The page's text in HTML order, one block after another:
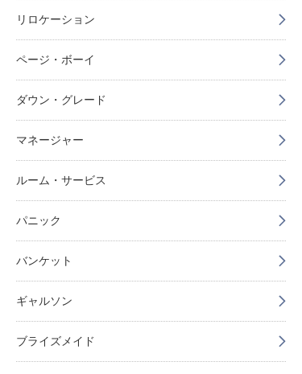
リロケーション
ページ・ボーイ
ダウン・グレード
マネージャー
ルーム・サービス
パニック
バンケット
ギャルソン
ブライズメイド